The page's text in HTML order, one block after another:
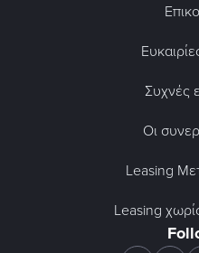
Συχνές
Οι
Leasing
Leasing